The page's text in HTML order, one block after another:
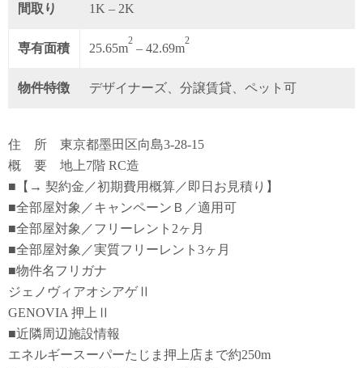
間取り 1K – 2K
専有面積 25.65m
2
– 42.69m
2
物件特徴 デザイナーズ、分譲賃貸、ペット可
住 所 東京都墨田区向島3-28-15
概 要 地上7階 RC造
■【→ 契約金／初期費用概算／即日お見積り】
■全部屋対象／キャンペーンＢ／適用可
■全部屋対象／フリーレント2ヶ月
■全部屋対象／実質フリーレント3ヶ月
■物件名フリガナ
ジェノヴィアオシアゲⅡ
GENOVIA 押上Ⅱ
■近隣周辺施設情報
エネルギースーパーたじま押上店まで約250m